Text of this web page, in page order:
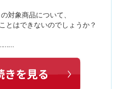
対象商品について、
とはできないのでしょうか？